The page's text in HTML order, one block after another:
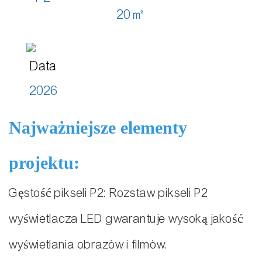
20㎡
Data
2026
Najważniejsze elementy
projektu:
Gęstość pikseli P2: Rozstaw pikseli P2
wyświetlacza LED gwarantuje wysoką jakość
wyświetlania obrazów i filmów.